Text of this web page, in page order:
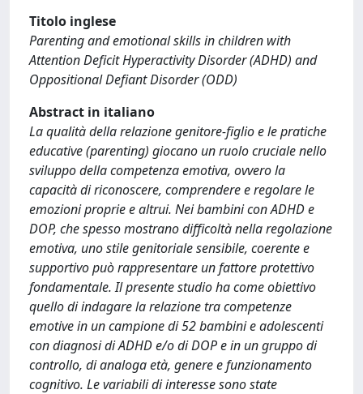
Titolo inglese
Parenting and emotional skills in children with
Attention Deficit Hyperactivity Disorder (ADHD) and
Oppositional Defiant Disorder (ODD)
Abstract in italiano
La qualità della relazione genitore-figlio e le pratiche
educative (parenting) giocano un ruolo cruciale nello
sviluppo della competenza emotiva, ovvero la
capacità di riconoscere, comprendere e regolare le
emozioni proprie e altrui. Nei bambini con ADHD e
DOP, che spesso mostrano difficoltà nella regolazione
emotiva, uno stile genitoriale sensibile, coerente e
supportivo può rappresentare un fattore protettivo
fondamentale. Il presente studio ha come obiettivo
quello di indagare la relazione tra competenze
emotive in un campione di 52 bambini e adolescenti
con diagnosi di ADHD e/o di DOP e in un gruppo di
controllo, di analoga età, genere e funzionamento
cognitivo. Le variabili di interesse sono state